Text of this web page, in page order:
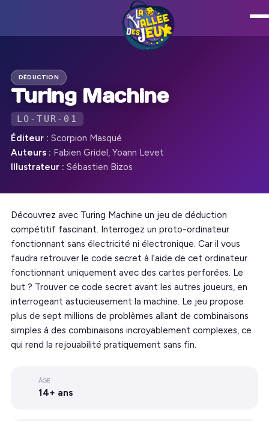
DÉDUCTION
Turing Machine
LO-TUR-01
Éditeur : Scorpion Masqué
Auteurs : Fabien Gridel, Yoann Levet
Illustrateur : Sébastien Bizos
Découvrez avec Turing Machine un jeu de déduction
compétitif fascinant. Interrogez un proto-ordinateur
fonctionnant sans électricité ni électronique. Car il vous
faudra retrouver le code secret à l’aide de cet ordinateur
fonctionnant uniquement avec des cartes perforées. Le
but ? Trouver ce code secret avant les autres joueurs, en
interrogeant astucieusement la machine. Le jeu propose
plus de sept millions de problèmes allant de combinaisons
simples à des combinaisons incroyablement complexes, ce
qui rend la rejouabilité pratiquement sans fin.
ÂGE
14+ ans